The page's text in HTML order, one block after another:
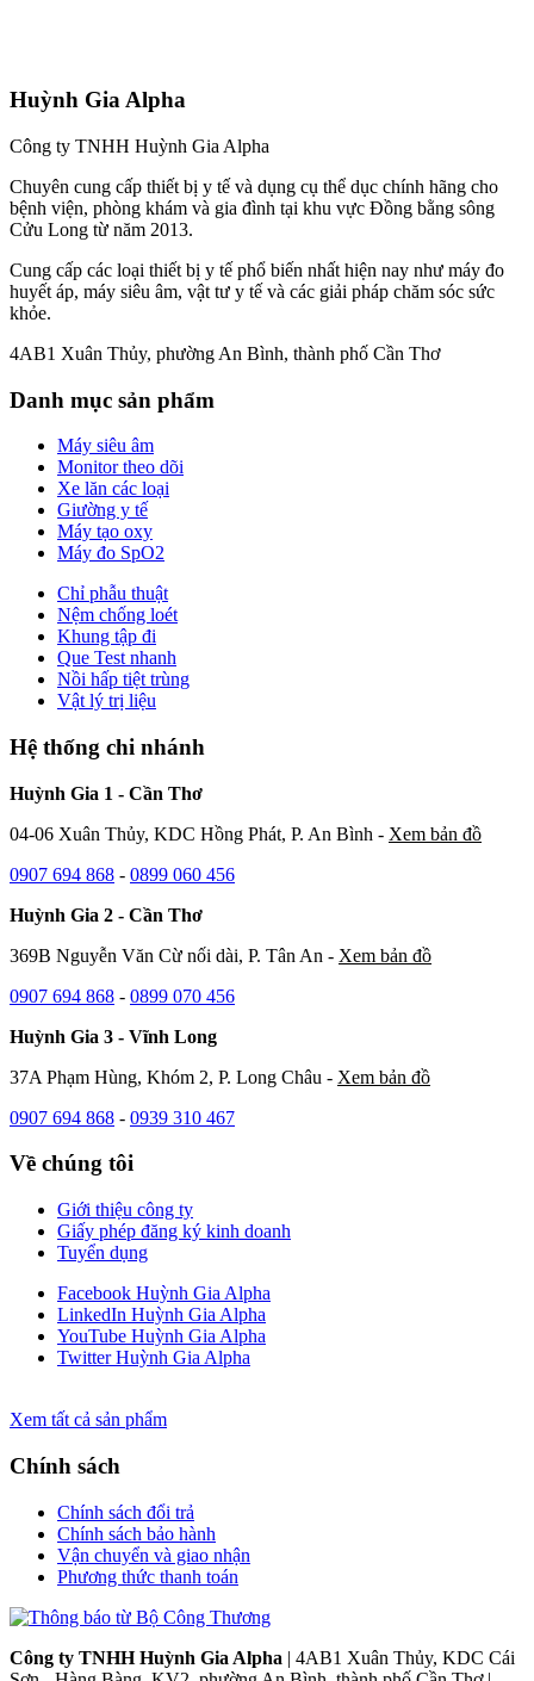
Huỳnh Gia Alpha
Công ty TNHH Huỳnh Gia Alpha
Chuyên cung cấp thiết bị y tế và dụng cụ thể dục chính hãng cho
bệnh viện, phòng khám và gia đình tại khu vực Đồng bằng sông
Cửu Long từ năm 2013.
Cung cấp các loại thiết bị y tế phổ biến nhất hiện nay như máy đo
huyết áp, máy siêu âm, vật tư y tế và các giải pháp chăm sóc sức
khỏe.
4AB1 Xuân Thủy, phường An Bình, thành phố Cần Thơ
Danh mục sản phẩm
Máy siêu âm
Monitor theo dõi
Xe lăn các loại
Giường y tế
Máy tạo oxy
Máy đo SpO2
Chỉ phẫu thuật
Nệm chống loét
Khung tập đi
Que Test nhanh
Nồi hấp tiệt trùng
Vật lý trị liệu
Hệ thống chi nhánh
Huỳnh Gia 1 - Cần Thơ
04-06 Xuân Thủy, KDC Hồng Phát, P. An Bình - Xem bản đồ
0907 694 868 - 0899 060 456
Huỳnh Gia 2 - Cần Thơ
369B Nguyễn Văn Cừ nối dài, P. Tân An - Xem bản đồ
0907 694 868 - 0899 070 456
Huỳnh Gia 3 - Vĩnh Long
37A Phạm Hùng, Khóm 2, P. Long Châu - Xem bản đồ
0907 694 868 - 0939 310 467
Về chúng tôi
Giới thiệu công ty
Giấy phép đăng ký kinh doanh
Tuyển dụng
Facebook Huỳnh Gia Alpha
LinkedIn Huỳnh Gia Alpha
YouTube Huỳnh Gia Alpha
Twitter Huỳnh Gia Alpha
Xem tất cả sản phẩm
Chính sách
Chính sách đổi trả
Chính sách bảo hành
Vận chuyển và giao nhận
Phương thức thanh toán
Công ty TNHH Huỳnh Gia Alpha | 4AB1 Xuân Thủy, KDC Cái